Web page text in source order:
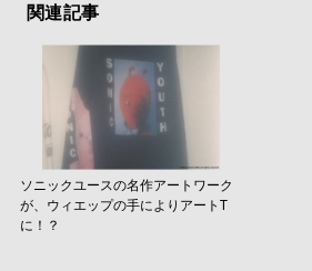
関連記事
ソニックユースの名作アートワーク
が、ウィエップの手によりアートT
に！？